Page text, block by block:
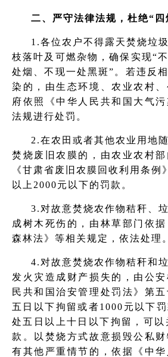
二、严守法律法规，杜绝“四
1.各位农户不得露天焚烧垃
枝落叶及可燃杂物，确保实现“
处烟、不现一处黑斑”。若违反
染的，由生态环境、农业农村
府依照《中华人民共和国大气
法规进行处罚。
2.在农田或者其他农业用地
焚烧废旧农膜的，由农业农村
《甘肃省废旧农膜回收利用条例
以上2000元以下的罚款。
3.对故意焚烧农作物秸秆、
成树木死伤的，由林草部门依
森林法》等相关规定，依法处理。
4.对故意焚烧农作物秸秆和
发火灾造成财产损失的，由公
民共和国治安管理处罚法》第
五日以下拘留或者1000元以下
处五日以上十日以下拘留，可以
款。以焚烧方式故意损毁公私
有其他严重情节的，依据《中华